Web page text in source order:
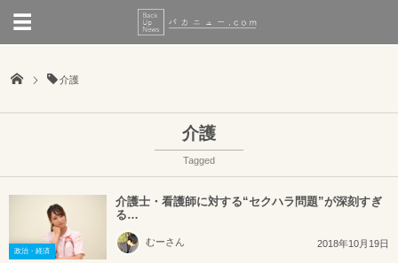
介護
介護
Tagged
政治・経済
介護士・看護師に対する“セクハラ問題”が深刻すぎ
る…
むーさん 2018年10月19日